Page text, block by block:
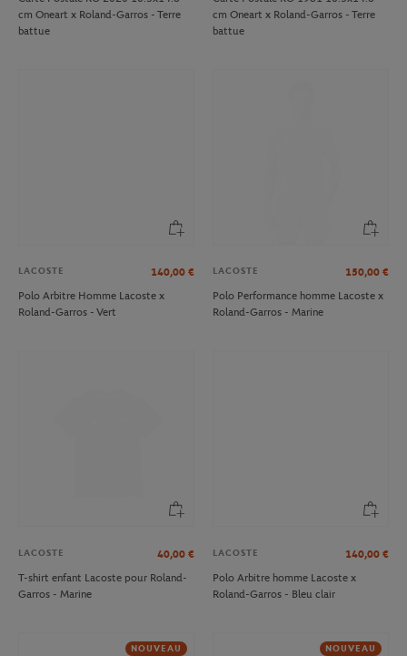
cm Oneart x Roland-Garros - Terre
battue
cm Oneart x Roland-Garros - Terre
battue
LACOSTE 140,00 €
Polo Arbitre Homme Lacoste x
Roland-Garros - Vert
LACOSTE 150,00 €
Polo Performance homme Lacoste x
Roland-Garros - Marine
LACOSTE 40,00 €
T-shirt enfant Lacoste pour Roland-
Garros - Marine
LACOSTE 140,00 €
Polo Arbitre homme Lacoste x
Roland-Garros - Bleu clair
NOUVEAU NOUVEAU